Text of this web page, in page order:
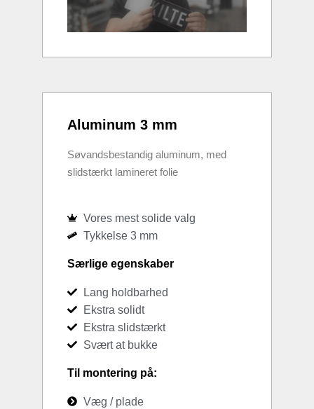
Aluminum 3 mm
Søvandsbestandig aluminum, med
slidstærkt lamineret folie
Vores mest solide valg
Tykkelse 3 mm
Særlige egenskaber
Lang holdbarhed
Ekstra solidt
Ekstra slidstærkt
Svært at bukke
Til montering på:
Væg / plade